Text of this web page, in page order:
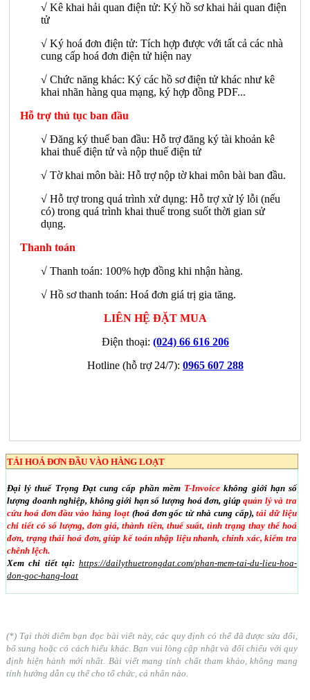
√ Kê khai hải quan điện tử: Ký hồ sơ khai hải quan điện
tử
√ Ký hoá đơn điện tử: Tích hợp được với tất cả các nhà
cung cấp hoá đơn điện tử hiện nay
√ Chức năng khác: Ký các hồ sơ điện tử khác như kê
khai nhãn hàng qua mạng, ký hợp đồng PDF...
Hỗ trợ thủ tục ban đầu
√ Đăng ký thuế ban đầu: Hỗ trợ đăng ký tài khoản kê
khai thuế điện tử và nộp thuế điện tử
√ Tờ khai môn bài: Hỗ trợ nộp tờ khai môn bài ban đầu.
√ Hỗ trợ trong quá trình xử dụng: Hỗ trợ xử lý lỗi (nếu
có) trong quá trình khai thuế trong suốt thời gian sử
dụng.
Thanh toán
√ Thanh toán: 100% hợp đồng khi nhận hàng.
√ Hồ sơ thanh toán: Hoá đơn giá trị gia tăng.
LIÊN HỆ ĐẶT MUA
Điện thoại: (024) 66 616 206
Hotline (hỗ trợ 24/7): 0965 607 288
TẢI HOÁ ĐƠN ĐẦU VÀO HÀNG LOẠT
Đại lý thuế Trọng Đạt cung cấp phần mềm T-Invoice không giới hạn số
lượng doanh nghiệp, không giới hạn số lượng hoá đơn, giúpquản lý và tra
cứu hoá đơn đầu vào hàng loạt(hoá đơn gốc từ nhà cung cấp),tải dữ liệu
chi tiết có số lượng, đơn giá, thành tiền, thuế suất, tình trạng thay thế hoá
đơn, trạng thái hoá đơn, giúp kế toán nhập liệu nhanh, chính xác, kiểm tra
chênh lệch.
Xem chi tiết tại: https://dailythuetrongdat.com/phan-mem-tai-du-lieu-hoa-
don-goc-hang-loat
(*) Tại thời điểm bạn đọc bài viết này, các quy định có thể đã được sửa đổi,
bổ sung hoặc có cách hiểu khác. Bạn vui lòng cập nhật và đối chiếu với quy
định hiện hành mới nhất. Bài viết mang tính chất tham khảo, không mang
tính hướng dẫn cụ thể cho tổ chức, cá nhân nào.